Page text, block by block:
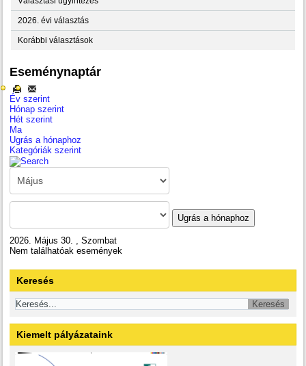
2026. évi választás
Korábbi választások
Eseménynaptár
Év szerint
Hónap szerint
Hét szerint
Ma
Ugrás a hónaphoz
Kategóriák szerint
Ugrás a hónaphoz
2026. Május 30. , Szombat
Nem találhatóak események
Keresés
Kiemelt pályázataink